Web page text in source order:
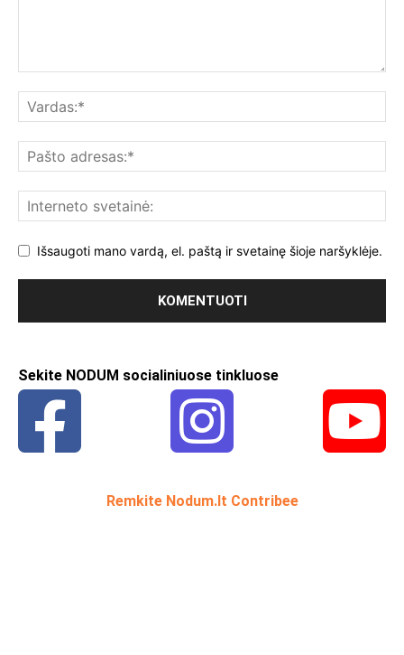
Išsaugoti mano vardą, el. paštą ir svetainę šioje naršyklėje.
Sekite NODUM socialiniuose tinkluose
Remkite Nodum.lt Contribee